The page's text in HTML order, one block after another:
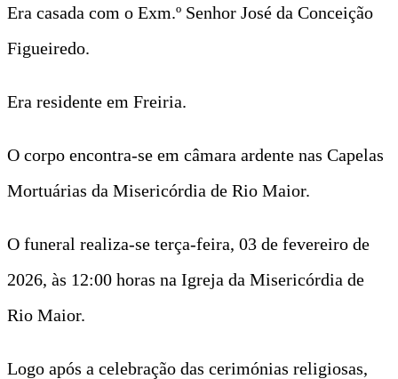
Era casada com o Exm.º Senhor José da Conceição
Figueiredo.
Era residente em Freiria.
O corpo encontra-se em câmara ardente nas Capelas
Mortuárias da Misericórdia de Rio Maior.
O funeral realiza-se terça-feira, 03 de fevereiro de
2026, às 12:00 horas na Igreja da Misericórdia de
Rio Maior.
Logo após a celebração das cerimónias religiosas,